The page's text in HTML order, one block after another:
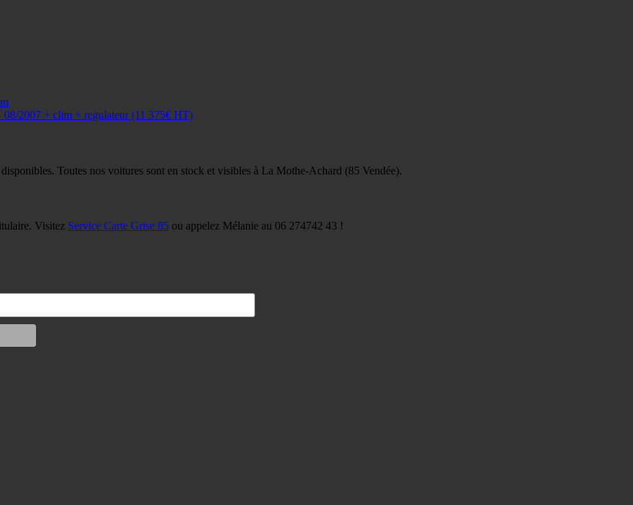
2007 + clim + regulateur (11 375€ HT)
Toutes nos voitures sont en stock et visibles à La Mothe-Achard (85 Vendée).
Visitez Service Carte Grise 85 ou appelez Mélanie au 06 274742 43 !